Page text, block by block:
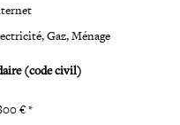
Gaz, Ménage
(code civil)
€ *